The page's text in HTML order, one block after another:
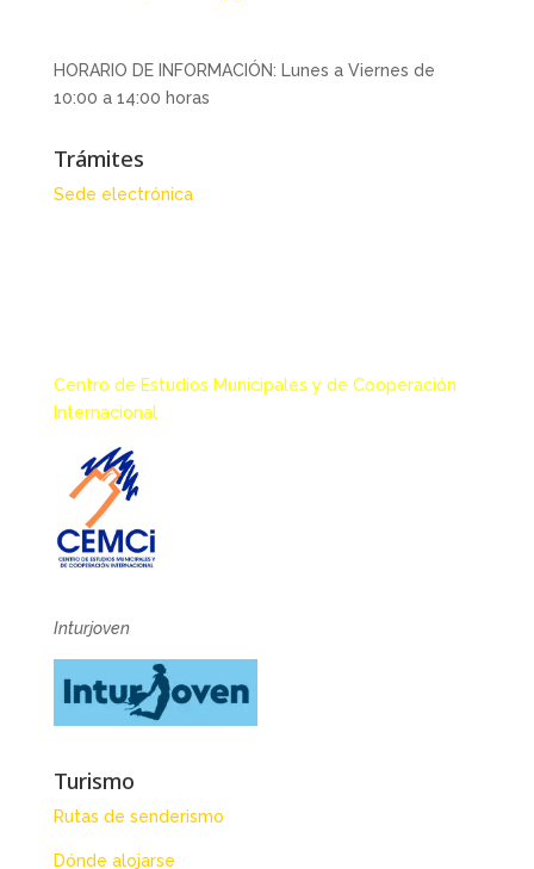
HORARIO DE INFORMACIÓN: Lunes a Viernes de
10:00 a 14:00 horas
Trámites
Sede electrónica
Centro de Estudios Municipales y de Cooperación
Internacional
Inturjoven
Turismo
Rutas de senderismo
Dónde alojarse